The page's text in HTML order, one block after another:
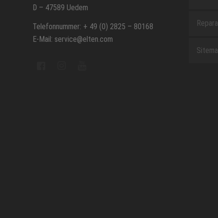
D – 47589 Uedem
Telefonnummer: + 49 (0) 2825 – 80168
E-Mail: service@elten.com